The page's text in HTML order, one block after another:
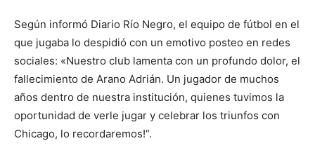
Según informó Diario Río Negro, el equipo de fútbol en el
que jugaba lo despidió con un emotivo posteo en redes
sociales: «Nuestro club lamenta con un profundo dolor, el
fallecimiento de Arano Adrián. Un jugador de muchos
años dentro de nuestra institución, quienes tuvimos la
oportunidad de verle jugar y celebrar los triunfos con
Chicago, lo recordaremos!“.